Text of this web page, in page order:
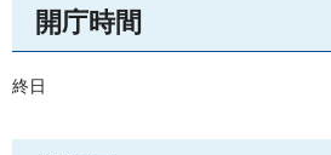
開庁時間
終日